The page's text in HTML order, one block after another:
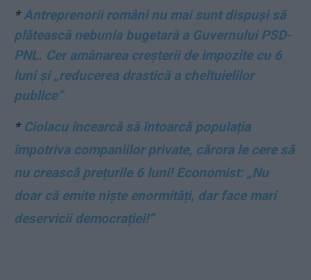
*Antreprenorii români nu mai sunt dispuși să
plătească nebunia bugetară a Guvernului PSD-
PNL. Cer amânarea creșterii de impozite cu 6
luni și „reducerea drastică a cheltuielilor
publice“
* Ciolacu încearcă să întoarcă populația
împotriva companiilor private, cărora le cere să
nu crească prețurile 6 luni! Economist: „Nu
doar că emite niște enormități, dar face mari
deservicii democrației!”